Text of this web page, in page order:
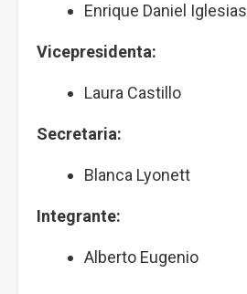
Enrique Daniel Iglesias
Vicepresidenta:
Laura Castillo
Secretaria:
Blanca Lyonett
Integrante:
Alberto Eugenio